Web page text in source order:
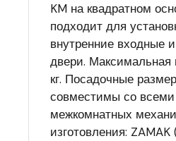
KM на квадратном
подходит для
внутренние входные
двери.
кг. Посадочные
совместимы со
межкомнатных
изготовления: